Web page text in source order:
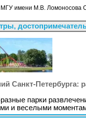
имени М.В. Ломоносова
Санкт-Петербурга:
парки
и веселыми